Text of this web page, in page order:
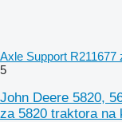
Axle Support
5
John Deere 5820,
za 5820 traktora na